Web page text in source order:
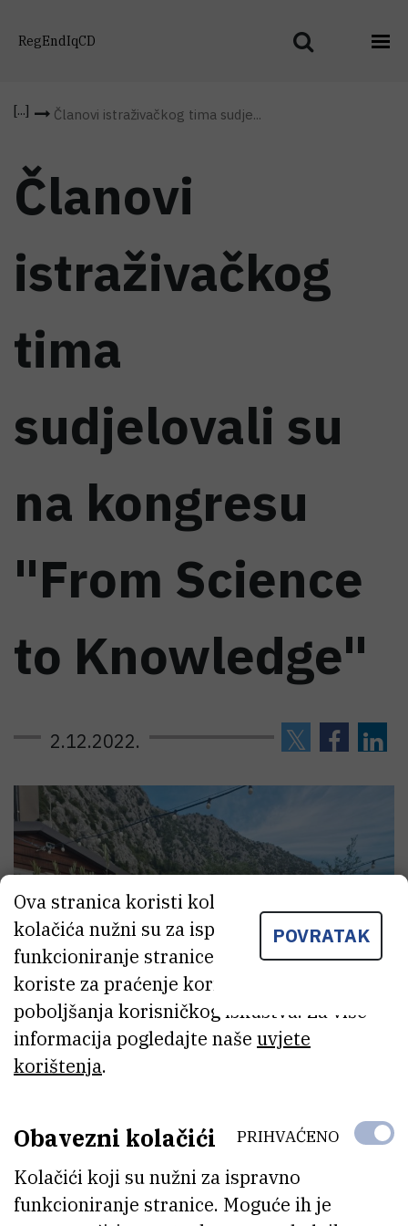
RegEndIqCD
Članovi istraživačkog tima sudje...
Članovi
istraživačkog
tima
sudjelovali su
na kongresu
"From Science
to Knowledge"
2.12.2022.
POVRATAK
Ova stranica koristi kolačiće. Neki od tih
kolačića nužni su za ispravno
funkcioniranje stranice, dok se drugi
koriste za praćenje korištenja stranice radi
poboljšanja korisničkog iskustva. Za više
informacija pogledajte naše uvjete
korištenja.
Obavezni kolačići
Kolačići koji su nužni za ispravno
funkcioniranje stranice. Moguće ih je
PRIHVAĆENO